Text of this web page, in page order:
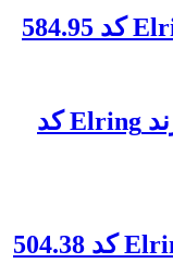
اورینگ فیلتر روغن بی ام و برند Elring کد